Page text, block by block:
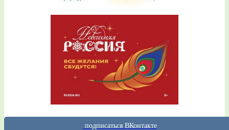
подписаться ВКонтакте